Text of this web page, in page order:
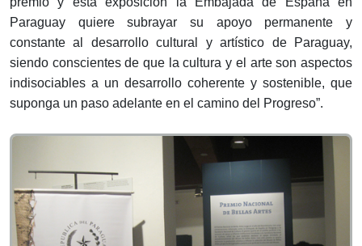
Paraguay quiere subrayar su apoyo permanente y
constante al desarrollo cultural y artístico de Paraguay,
siendo conscientes de que la cultura y el arte son aspectos
indisociables a un desarrollo coherente y sostenible, que
suponga un paso adelante en el camino del Progreso”.